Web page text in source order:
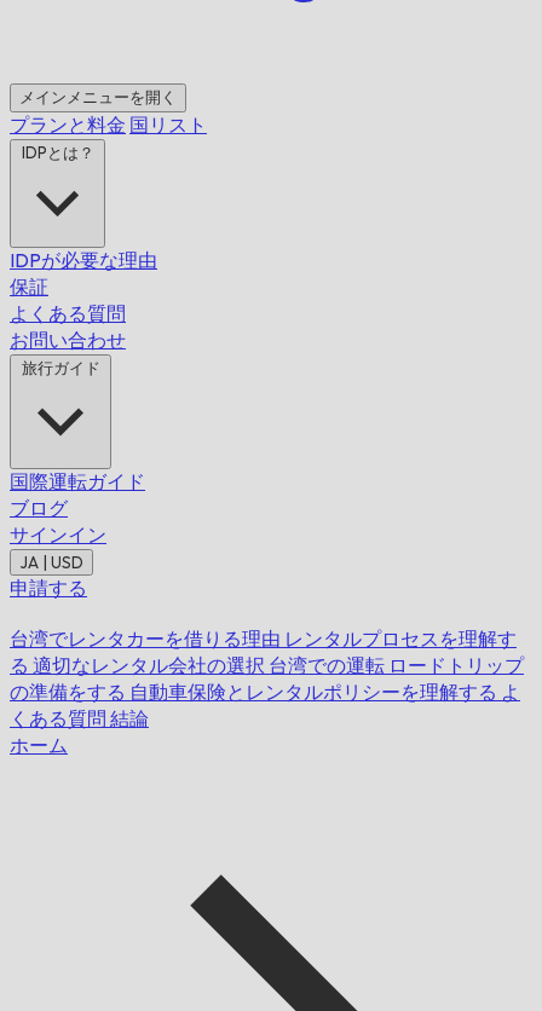
メインメニューを開く
プランと料金 国リスト
IDPとは？
IDPが必要な理由
保証
よくある質問
お問い合わせ
旅行ガイド
国際運転ガイド
ブログ
サインイン
JA | USD
申請する
台湾でレンタカーを借りる理由 レンタルプロセスを理解す
る 適切なレンタル会社の選択 台湾での運転 ロードトリップ
の準備をする 自動車保険とレンタルポリシーを理解する よ
くある質問 結論
ホーム